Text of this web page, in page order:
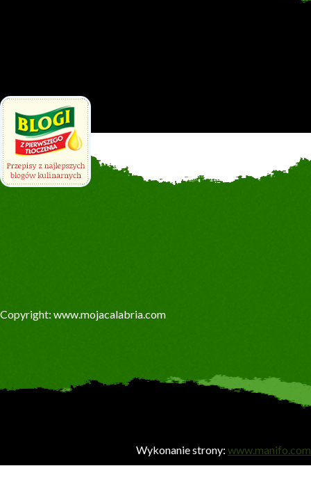
Copyright: www.mojacalabria.com
Wykonanie strony: www.manifo.com